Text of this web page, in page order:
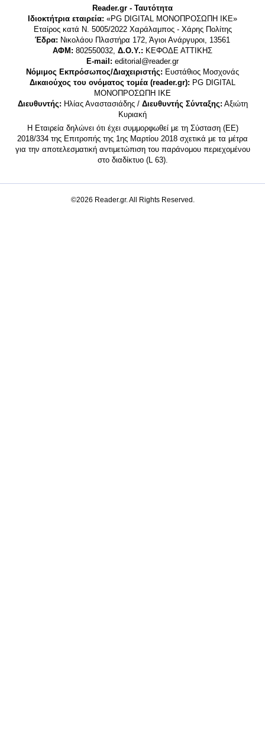
Reader.gr - Ταυτότητα
Ιδιοκτήτρια εταιρεία: «PG DIGITAL MONΟΠΡΟΣΩΠΗ ΙΚΕ»
Εταίρος κατά Ν. 5005/2022 Χαράλαμπος - Χάρης Πολίτης
Έδρα: Νικολάου Πλαστήρα 172, Άγιοι Ανάργυροι, 13561
ΑΦΜ: 802550032, Δ.Ο.Υ.: ΚΕΦΟΔΕ ΑΤΤΙΚΗΣ
E-mail: editorial@reader.gr
Νόμιμος Εκπρόσωπος/Διαχειριστής: Ευστάθιος Μοσχονάς
Δικαιούχος του ονόματος τομέα (reader.gr): PG DIGITAL
MONΟΠΡΟΣΩΠΗ ΙΚΕ
Διευθυντής: Ηλίας Αναστασιάδης / Διευθυντής Σύνταξης: Αξιώτη
Κυριακή
Η Εταιρεία δηλώνει ότι έχει συμμορφωθεί με τη Σύσταση (ΕΕ)
2018/334 της Επιτροπής της 1ης Μαρτίου 2018 σχετικά με τα μέτρα
για την αποτελεσματική αντιμετώπιση του παράνομου περιεχομένου
στο διαδίκτυο (L 63).
©2026 Reader.gr. All Rights Reserved.